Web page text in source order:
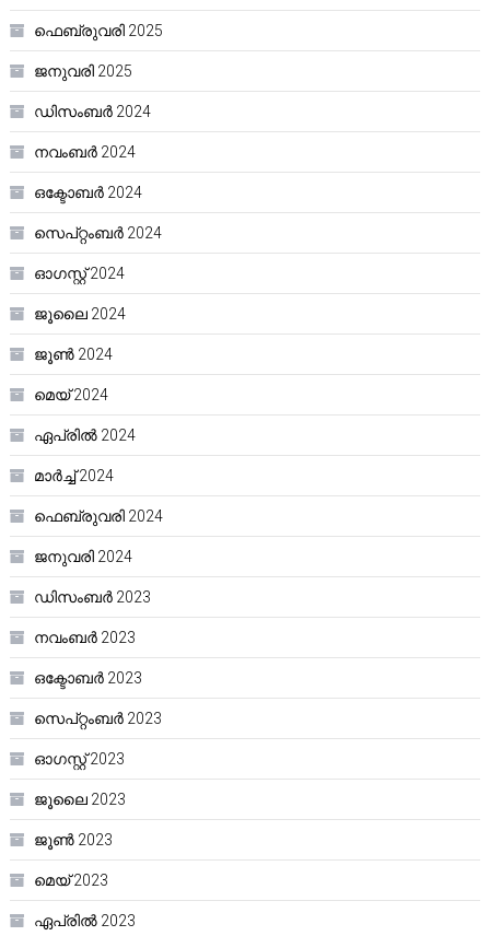
ഫെബ്രുവരി 2025
ജനുവരി 2025
ഡിസംബർ 2024
നവംബർ 2024
ഒക്ടോബർ 2024
സെപ്റ്റംബർ 2024
ഓഗസ്റ്റ്‌ 2024
ജൂലൈ 2024
ജൂൺ 2024
മെയ്‌ 2024
ഏപ്രിൽ 2024
മാർച്ച്‌ 2024
ഫെബ്രുവരി 2024
ജനുവരി 2024
ഡിസംബർ 2023
നവംബർ 2023
ഒക്ടോബർ 2023
സെപ്റ്റംബർ 2023
ഓഗസ്റ്റ്‌ 2023
ജൂലൈ 2023
ജൂൺ 2023
മെയ്‌ 2023
ഏപ്രിൽ 2023